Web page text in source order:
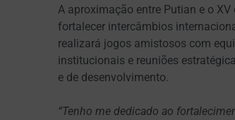
A aproximação entre Putian e o
fortalecer intercâmbios
realizará jogos amistosos com
institucionais e reuniões
e de desenvolvimento.
“Tenho me dedicado ao